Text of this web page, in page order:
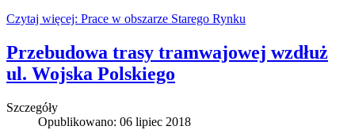
Czytaj więcej: Prace w obszarze Starego Rynku
Przebudowa trasy tramwajowej wzdłuż
ul. Wojska Polskiego
Szczegóły
Opublikowano: 06 lipiec 2018